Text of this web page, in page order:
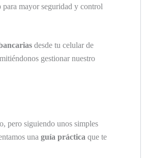
mayor seguridad y control
desde tu celular de
gestionar nuestro
pero siguiendo unos simples
una guía práctica que te